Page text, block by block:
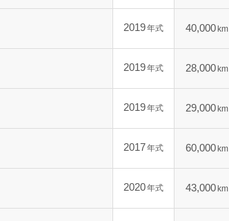
2019年式 40,000 km
2019年式 28,000 km
2019年式 29,000 km
2017年式 60,000 km
2020年式 43,000 km